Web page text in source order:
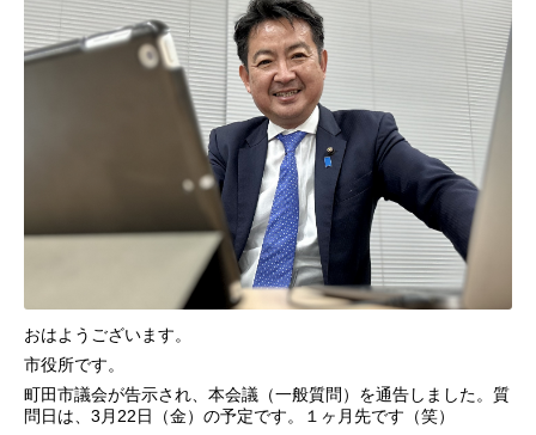
おはようございます。
市役所です。
町田市議会が告示され、本会議（一般質問）を通告しました。質
問日は、3月22日（金）の予定です。１ヶ月先です（笑）